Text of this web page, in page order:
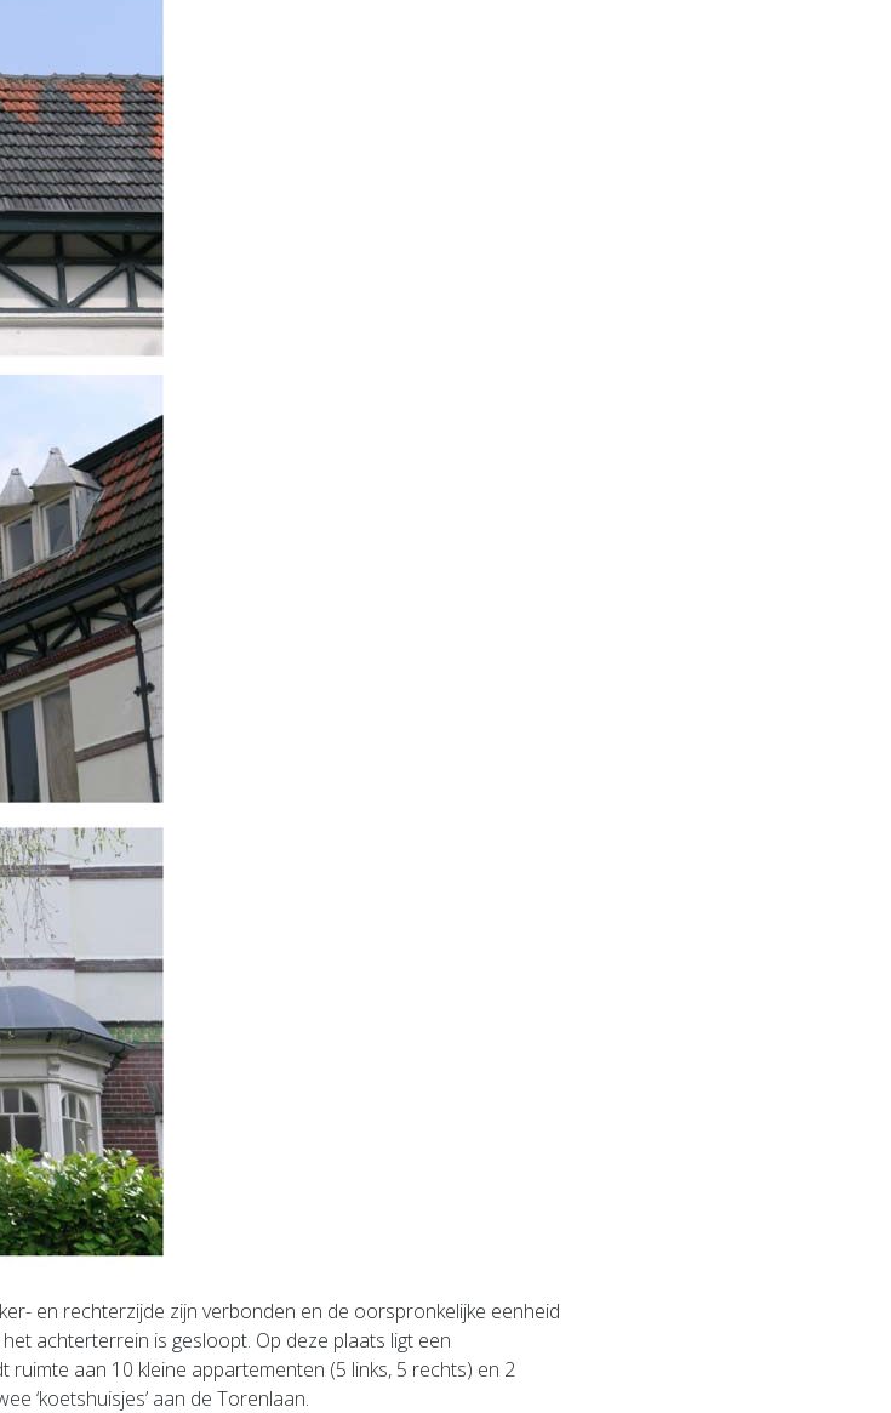
en rechterzijde zijn verbonden en de oorspronkelijke eenheid
achterterrein is gesloopt. Op deze plaats ligt een
aan 10 kleine appartementen (5 links, 5 rechts) en 2
‘koetshuisjes’ aan de Torenlaan.